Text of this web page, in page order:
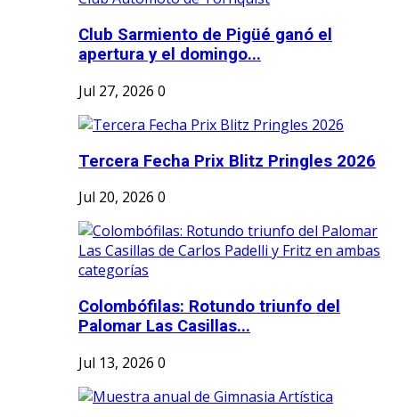
Club Sarmiento de Pigüé ganó el
apertura y el domingo...
Jul 27, 2026 0
Tercera Fecha Prix Blitz Pringles 2026
Jul 20, 2026 0
Colombófilas: Rotundo triunfo del
Palomar Las Casillas...
Jul 13, 2026 0